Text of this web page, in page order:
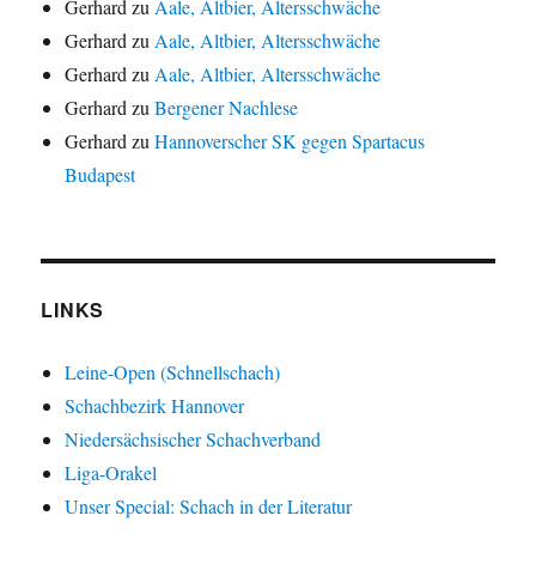
Gerhard zu Aale, Altbier, Altersschwäche
Gerhard zu Aale, Altbier, Altersschwäche
Gerhard zu Aale, Altbier, Altersschwäche
Gerhard zuBergener Nachlese
Gerhard zuHannoverscher SK gegen Spartacus
Budapest
LINKS
Leine-Open (Schnellschach)
Schachbezirk Hannover
Niedersächsischer Schachverband
Liga-Orakel
Unser Special: Schach in der Literatur